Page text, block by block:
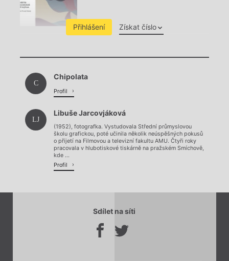
Přihlášení Získat číslo
Chviličku.
C
Chipolata
Profil
LJ
Libuše Jarcovjáková
(1952), fotografka. Vystudovala Střední průmyslovou
školu grafickou, poté učinila několik neúspěšných pokusů
o přijetí na Filmovou a televizní fakultu AMU. Čtyři roky
pracovala v hlubotiskové tiskárně na pražském Smíchově,
kde ...
Profil
Sdílet na síti